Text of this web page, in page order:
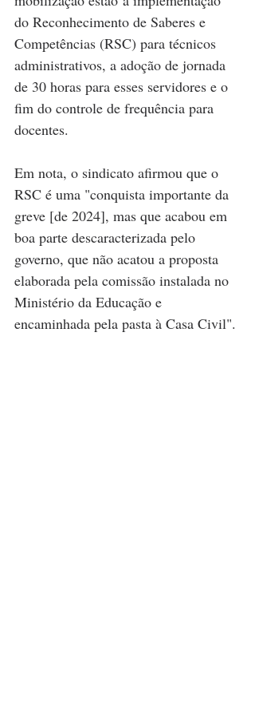
do Reconhecimento de Saberes e
Competências (RSC) para técnicos
administrativos, a adoção de jornada
de 30 horas para esses servidores e o
fim do controle de frequência para
docentes.
Em nota, o sindicato afirmou que o
RSC é uma "conquista importante da
greve [de 2024], mas que acabou em
boa parte descaracterizada pelo
governo, que não acatou a proposta
elaborada pela comissão instalada no
Ministério da Educação e
encaminhada pela pasta à Casa Civil".